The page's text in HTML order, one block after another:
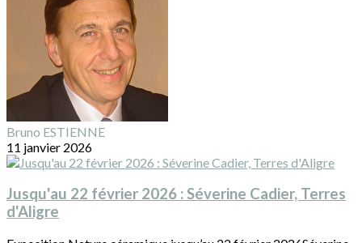
Bruno ESTIENNE
11 janvier 2026
Jusqu'au 22 février 2026 : Séverine Cadier, Terres
d'Aligre